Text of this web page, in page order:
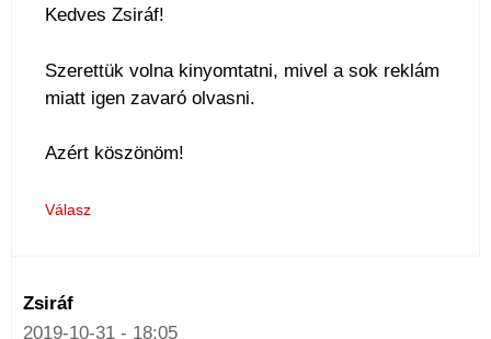
Kedves Zsiráf!
Szerettük volna kinyomtatni, mivel a sok reklám
miatt igen zavaró olvasni.
Azért köszönöm!
Válasz
Zsiráf
2019-10-31 - 18:05